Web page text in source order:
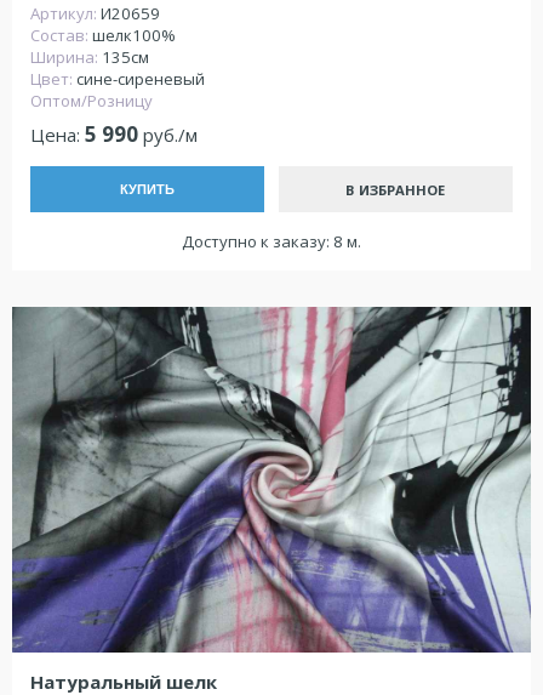
Артикул: И20659
Состав: шелк100%
Ширина: 135см
Цвет: сине-сиреневый
Оптом/Розницу
Цена: 5 990 руб./м
КУПИТЬ В ИЗБРАННОЕ
Доступно к заказу: 8 м.
Натуральный шелк